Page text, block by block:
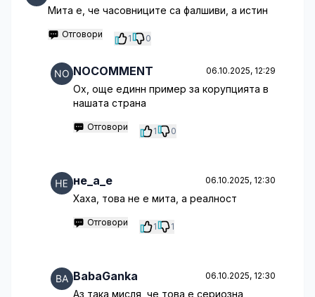
Мита е, че часовниците са фалшиви, а истин
Отговори 1 0
NOCOMMENT 06.10.2025, 12:29
Ох, още единн пример за корупцията в
нашата страна
Отговори 1 0
не_а_е 06.10.2025, 12:30
Хаха, това не е мита, а реалност
Отговори 1 1
BabaGanka 06.10.2025, 12:30
Аз така мисля, че това е сериозна